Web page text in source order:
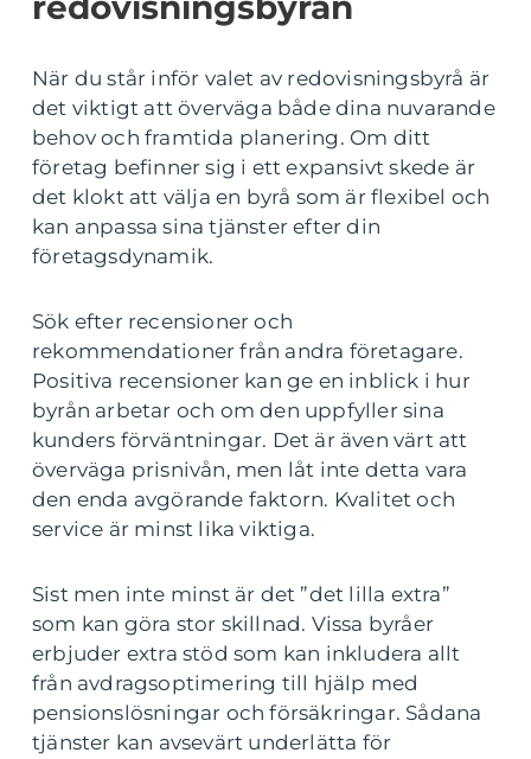
När du står inför valet av redovisningsbyrå är
det viktigt att överväga både dina nuvarande
behov och framtida planering. Om ditt
företag befinner sig i ett expansivt skede är
det klokt att välja en byrå som är flexibel och
kan anpassa sina tjänster efter din
företagsdynamik.
Sök efter recensioner och
rekommendationer från andra företagare.
Positiva recensioner kan ge en inblick i hur
byrån arbetar och om den uppfyller sina
kunders förväntningar. Det är även värt att
överväga prisnivån, men låt inte detta vara
den enda avgörande faktorn. Kvalitet och
service är minst lika viktiga.
Sist men inte minst är det ”det lilla extra”
som kan göra stor skillnad. Vissa byråer
erbjuder extra stöd som kan inkludera allt
från avdragsoptimering till hjälp med
pensionslösningar och försäkringar. Sådana
tjänster kan avsevärt underlätta för